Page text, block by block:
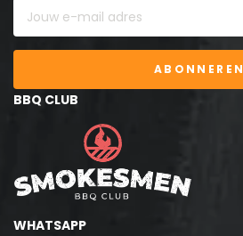
ABONNEREN
BBQ CLUB
WHATSAPP